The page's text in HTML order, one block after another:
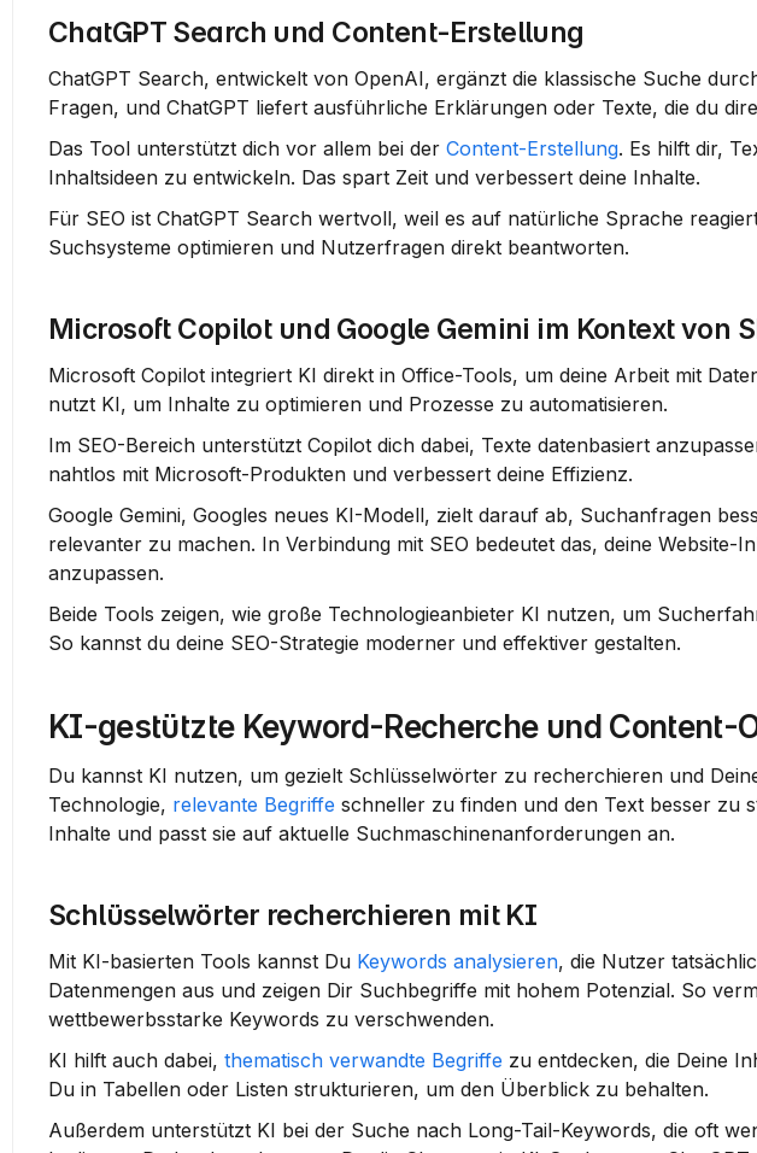
ChatGPT Search und Content-Erstellung
ChatGPT Search, entwickelt von OpenAI, ergänzt die klassische Suche
Fragen, und ChatGPT liefert ausführliche Erklärungen oder Texte, die du
Das Tool unterstützt dich vor allem bei der Content-Erstellung. Es hilft dir,
Inhaltsideen zu entwickeln. Das spart Zeit und verbessert deine Inhalte.
Für SEO ist ChatGPT Search wertvoll, weil es auf natürliche Sprache
Suchsysteme optimieren und Nutzerfragen direkt beantworten.
Microsoft Copilot und Google Gemini im Kontext von
Microsoft Copilot integriert KI direkt in Office-Tools, um deine Arbeit mit
nutzt KI, um Inhalte zu optimieren und Prozesse zu automatisieren.
Im SEO-Bereich unterstützt Copilot dich dabei, Texte datenbasiert
nahtlos mit Microsoft-Produkten und verbessert deine Effizienz.
Google Gemini, Googles neues KI-Modell, zielt darauf ab, Suchanfragen
relevanter zu machen. In Verbindung mit SEO bedeutet das, deine Website-
anzupassen.
Beide Tools zeigen, wie große Technologieanbieter KI nutzen, um
So kannst du deine SEO-Strategie moderner und effektiver gestalten.
KI-gestützte Keyword-Recherche und Content-
Du kannst KI nutzen, um gezielt Schlüsselwörter zu recherchieren und
Technologie, relevante Begriffe schneller zu finden und den Text besser zu
Inhalte und passt sie auf aktuelle Suchmaschinenanforderungen an.
Schlüsselwörter recherchieren mit KI
Mit KI-basierten Tools kannst Du Keywords analysieren, die Nutzer
Datenmengen aus und zeigen Dir Suchbegriffe mit hohem Potenzial. So
wettbewerbsstarke Keywords zu verschwenden.
KI hilft auch dabei, thematisch verwandte Begriffe zu entdecken, die Deine
Du in Tabellen oder Listen strukturieren, um den Überblick zu behalten.
Außerdem unterstützt KI bei der Suche nach Long-Tail-Keywords, die oft